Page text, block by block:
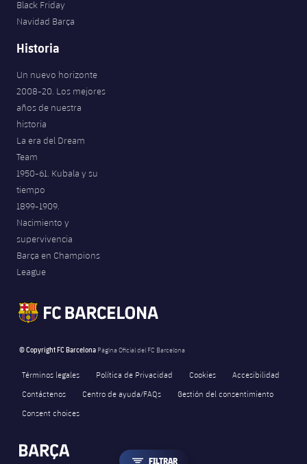
LABEL.ARIA.FILTER
FILTRAR
Black Friday
Navidad Barça
Historia
Un nuevo horizonte
2008-20. Los mejores
años de nuestra
historia
La era del Dream
Team
1950-61. Kubala y su
tiempo
1899-1909.
Nacimiento y
supervivencia
Barça en Champions
League
© Copyright FC Barcelona Página Oficial del FC Barcelona
Términos legales Política de Privacidad Cookies
Accesibilidad
Contáctenos
Centro de ayuda/FAQs
Gestión del consentimiento
Consent choices